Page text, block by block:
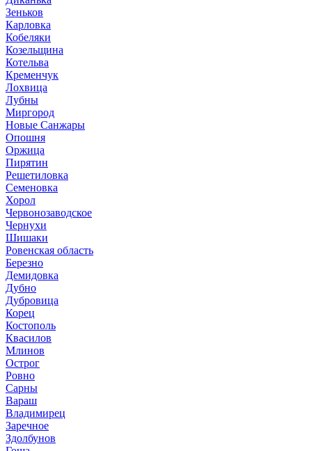
Зеньков
Карловка
Кобеляки
Козельщина
Котельва
Кременчук
Лохвица
Лубны
Миргород
Новые Санжары
Опошня
Оржица
Пирятин
Решетиловка
Семеновка
Хорол
Червонозаводское
Чернухи
Шишаки
Ровенская область
Березно
Демидовка
Дубно
Дубровица
Корец
Костополь
Квасилов
Млинов
Острог
Ровно
Сарны
Вараш
Владимирец
Заречное
Здолбунов